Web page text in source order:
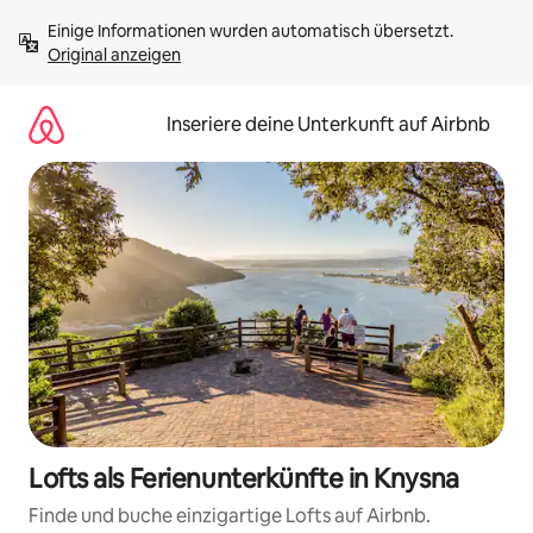
Inhalten
springenOriginal anzeigen
Inseriere deine Unterkunft auf Airbnb
Lofts als Ferienunterkünfte in Knysna
Finde und buche einzigartige Lofts auf Airbnb.